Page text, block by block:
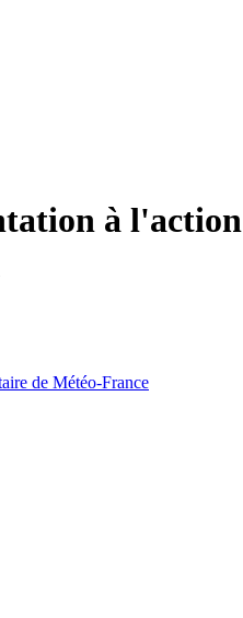
à l'action
de Météo-France